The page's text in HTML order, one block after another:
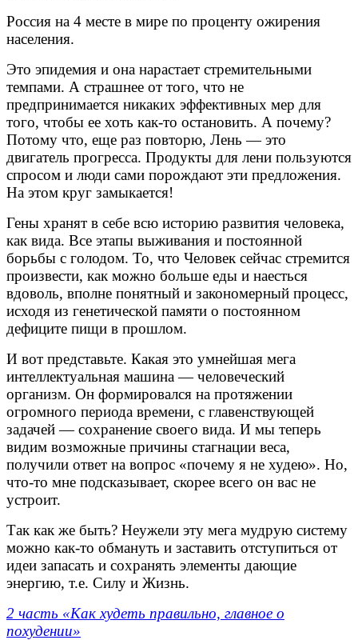
Россия на 4 месте в мире по проценту ожирения
населения.
Это эпидемия и она нарастает стремительными
темпами. А страшнее от того, что не
предпринимается никаких эффективных мер для
того, чтобы ее хоть как-то остановить. А почему?
Потому что, еще раз повторю, Лень — это
двигатель прогресса. Продукты для лени пользуются
спросом и люди сами порождают эти предложения.
На этом круг замыкается!
Гены хранят в себе всю историю развития человека,
как вида. Все этапы выживания и постоянной
борьбы с голодом. То, что Человек сейчас стремится
произвести, как можно больше еды и наесться
вдоволь, вполне понятный и закономерный процесс,
исходя из генетической памяти о постоянном
дефиците пищи в прошлом.
И вот представьте. Какая это умнейшая мега
интеллектуальная машина — человеческий
организм. Он формировался на протяжении
огромного периода времени, с главенствующей
задачей — сохранение своего вида. И мы теперь
видим возможные причины стагнации веса,
получили ответ на вопрос «почему я не худею». Но,
что-то мне подсказывает, скорее всего он вас не
устроит.
Так как же быть? Неужели эту мега мудрую систему
можно как-то обмануть и заставить отступиться от
идеи запасать и сохранять элементы дающие
энергию, т.е. Силу и Жизнь.
2 часть «Как худеть правильно, главное о
похудении»